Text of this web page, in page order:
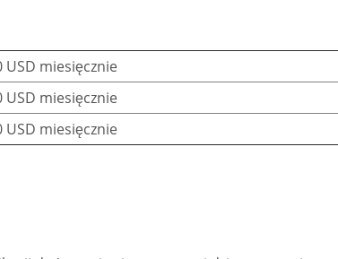
USD miesięcznie
USD miesięcznie
USD miesięcznie